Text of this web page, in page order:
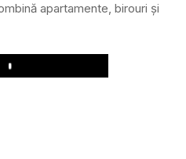
apartamente, birouri și
Play